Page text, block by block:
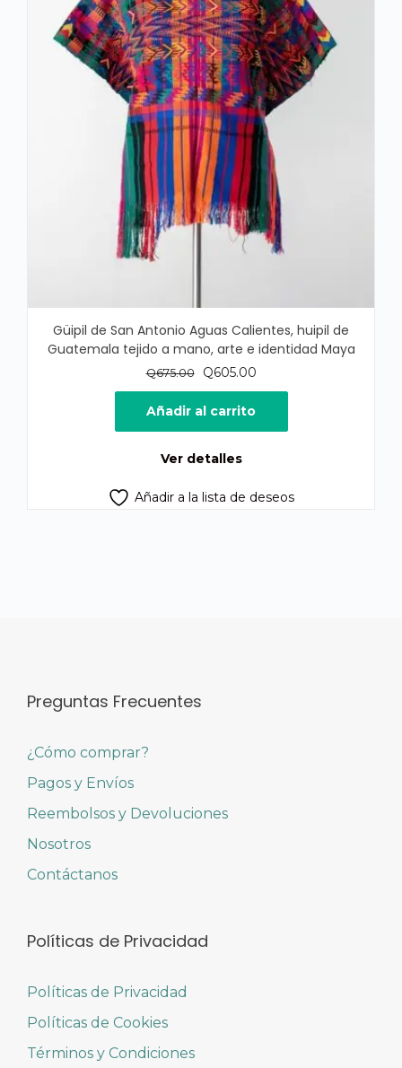
Güipil de San Antonio Aguas Calientes, huipil de
Guatemala tejido a mano, arte e identidad Maya
Q675.00
El
precio
original
era:
Q605.00El
precio
actual
es:
Añadir al carrito
Ver detalles
Añadir a la lista de deseos
Preguntas Frecuentes
¿Cómo comprar?
Pagos y Envíos
Reembolsos y Devoluciones
Nosotros
Contáctanos
Políticas de Privacidad
Políticas de Privacidad
Políticas de Cookies
Términos y Condiciones